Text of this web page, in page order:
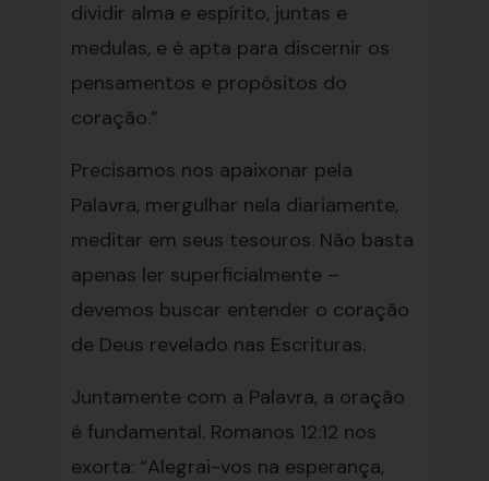
dividir alma e espírito, juntas e
medulas, e é apta para discernir os
pensamentos e propósitos do
coração.”
Precisamos nos apaixonar pela
Palavra, mergulhar nela diariamente,
meditar em seus tesouros. Não basta
apenas ler superficialmente –
devemos buscar entender o coração
de Deus revelado nas Escrituras.
Juntamente com a Palavra, a oração
é fundamental. Romanos 12:12 nos
exorta: “Alegrai-vos na esperança,